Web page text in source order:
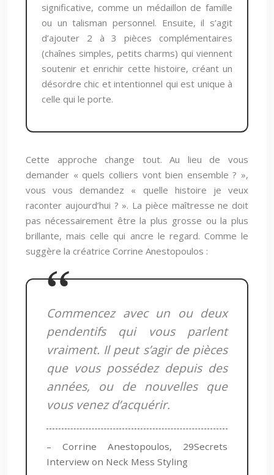
significative, comme un médaillon de famille
ou un talisman personnel. Ensuite, il s’agit
d’ajouter 2 à 3 pièces complémentaires
(chaînes simples, petits charms) qui viennent
soutenir et enrichir cette histoire, créant un
désordre chic et intentionnel qui est unique à
celle qui le porte.
Cette approche change tout. Au lieu de vous
demander « quels colliers vont bien ensemble ? »,
vous vous demandez « quelle histoire je veux
raconter aujourd’hui ? ». La pièce maîtresse ne doit
pas nécessairement être la plus grosse ou la plus
brillante, mais celle qui ancre le regard. Comme le
suggère la créatrice Corrine Anestopoulos :
Commencez avec un ou deux
pendentifs qui vous parlent
vraiment. Il peut s’agir de pièces
que vous possédez depuis des
années, ou de nouvelles que
vous venez d’acquérir.
– Corrine Anestopoulos, 29Secrets
Interview on Neck Mess Styling